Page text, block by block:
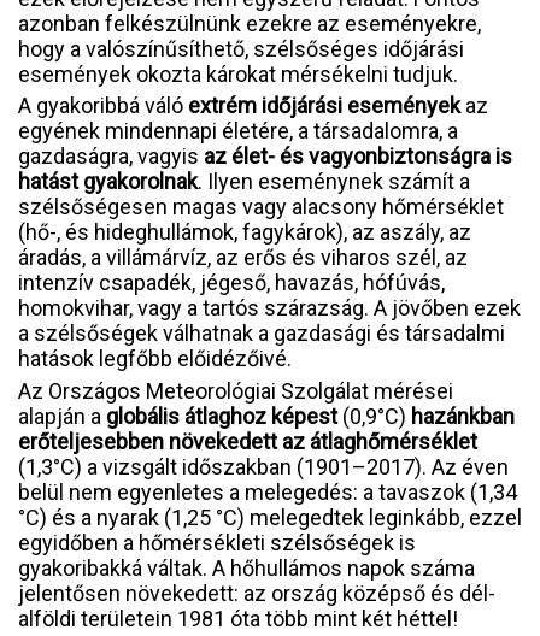
azonban felkészülnünk ezekre az eseményekre,
hogy a valószínűsíthető, szélsőséges időjárási
események okozta károkat mérsékelni tudjuk.
A gyakoribbá váló extrém időjárási eseményekaz
egyének mindennapi életére, a társadalomra, a
gazdaságra, vagyis az élet- és vagyonbiztonságra is
hatást gyakorolnak. Ilyen eseménynek számít a
szélsőségesen magas vagy alacsony hőmérséklet
(hő-, és hideghullámok, fagykárok), az aszály, az
áradás, a villámárvíz, az erős és viharos szél, az
intenzív csapadék, jégeső, havazás, hófúvás,
homokvihar, vagy a tartós szárazság. A jövőben ezek
a szélsőségek válhatnak a gazdasági és társadalmi
hatások legfőbb előidézőivé.
Az Országos Meteorológiai Szolgálat mérései
alapján a globális átlaghoz képest(0,9°C) hazánkban
erőteljesebben növekedett az átlaghőmérséklet
(1,3°C) a vizsgált időszakban (1901–2017). Az éven
belül nem egyenletes a melegedés: a tavaszok (1,34
°C) és a nyarak (1,25 °C) melegedtek leginkább, ezzel
egyidőben a hőmérsékleti szélsőségek is
gyakoribakká váltak. A hőhullámos napok száma
jelentősen növekedett: az ország középső és dél-
alföldi területein 1981 óta több mint két héttel!